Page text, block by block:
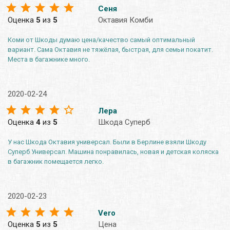
Оценка 5 из 5
Сеня
Октавия Комби
Коми от Шкоды думаю цена/качество самый оптимальный
вариант. Сама Октавия не тяжёлая, быстрая, для семьи покатит.
Места в багажнике много.
2020-02-24
Оценка 4 из 5
Лера
Шкода Суперб
У нас Шкода Октавия универсал. Были в Берлине взяли Шкоду
Суперб Универсал. Машина понравилась, новая и детская коляска
в багажник помещается легко.
2020-02-23
Оценка 5 из 5
Vero
Цена